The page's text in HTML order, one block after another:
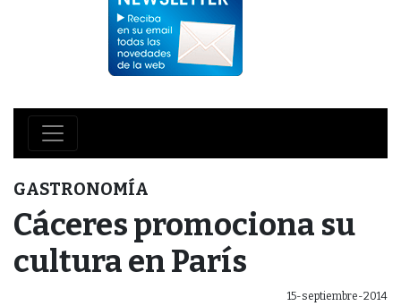
GASTRONOMÍA
Cáceres promociona su
cultura en París
15-septiembre-2014